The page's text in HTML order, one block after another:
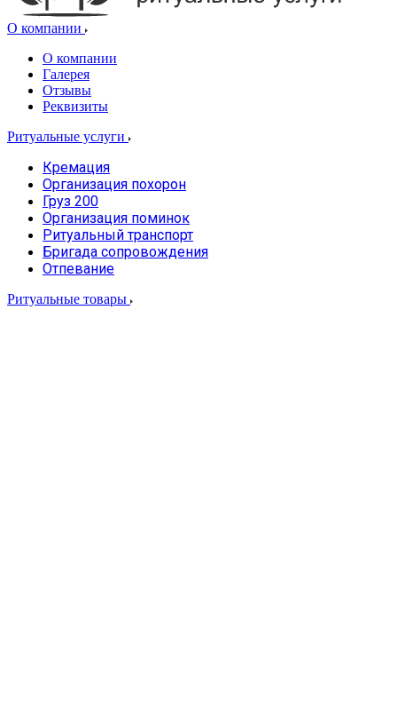
О компании
О компании
Галерея
Отзывы
Реквизиты
Ритуальные услуги
Кремация
Организация похорон
Груз 200
Организация поминок
Ритуальный транспорт
Бригада сопровождения
Отпевание
Ритуальные товары